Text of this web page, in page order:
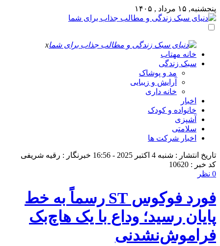
پنجشنبه, ۱۵ مرداد , ۱۴۰۵
x
خانه مهتاب
سبک زندگی
مد و پوشاک
آرایش و زیبایی
خانه داری
اخبار
خانواده و کودک
آشپزی
سلامتی
اخبار شرکت ها
تاریخ انتشار : شنبه 4 اکتبر 2025 - 16:56
خبرنگار : رقیه شریفی
کد خبر : 10620
0 نظر
فورد فوکوس ST رسماً به خط
پایان رسید؛ وداع با یک هاچ‌بک
فراموش‌نشدنی